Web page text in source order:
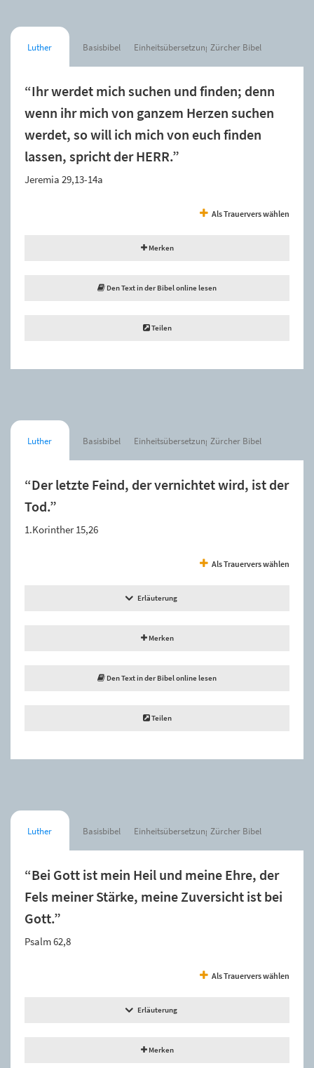
Luther Basisbibel Einheitsübersetzung Zürcher Bibel
“Ihr werdet mich suchen und finden; denn
wenn ihr mich von ganzem Herzen suchen
werdet, so will ich mich von euch finden
lassen, spricht der HERR.”
Jeremia 29,13-14a
Als Trauervers wählen
Merken
Den Text in der Bibel online lesen
Teilen
Luther Basisbibel Einheitsübersetzung Zürcher Bibel
“Der letzte Feind, der vernichtet wird, ist der
Tod.”
1.Korinther 15,26
Als Trauervers wählen
Erläuterung
Merken
Den Text in der Bibel online lesen
Teilen
Luther Basisbibel Einheitsübersetzung Zürcher Bibel
“Bei Gott ist mein Heil und meine Ehre, der
Fels meiner Stärke, meine Zuversicht ist bei
Gott.”
Psalm 62,8
Als Trauervers wählen
Erläuterung
Merken